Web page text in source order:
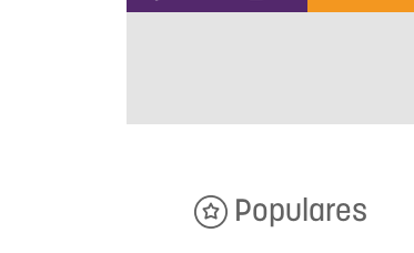
Populares